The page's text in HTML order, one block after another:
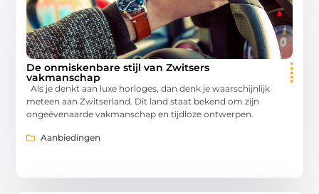
De onmiskenbare stijl van Zwitsers
vakmanschap
Als je denkt aan luxe horloges, dan denk je waarschijnlijk
meteen aan Zwitserland. Dit land staat bekend om zijn
ongeëvenaarde vakmanschap en tijdloze ontwerpen.
Aanbiedingen